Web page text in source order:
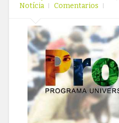
Notícia
Comentarios